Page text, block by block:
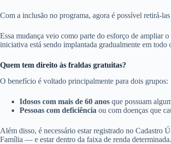
Com a inclusão no programa, agora é possível retirá-
Essa mudança veio como parte do esforço de ampliar
iniciativa está sendo implantada gradualmente em todo
Quem tem direito às fraldas gratuitas?
O benefício é voltado principalmente para dois grupos:
Idosos com mais de 60 anos que possuam
Pessoas com deficiência ou com doenças que
Além disso, é necessário estar registrado no
Família — e estar dentro da faixa de renda determinada.